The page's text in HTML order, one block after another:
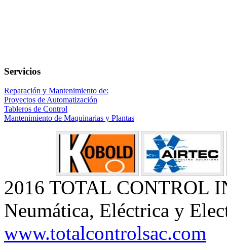
Servicios
Reparación y Mantenimiento de:
Proyectos de Automatización
Tableros de Control
Mantenimiento de Maquinarias y Plantas
2016 TOTAL CONTROL
Neumática, Eléctrica y
www.totalcontrolsac.com